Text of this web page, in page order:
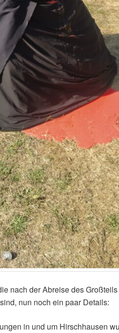
nach der Abreise des
nun noch ein paar Details:
in und um Hirschhausen